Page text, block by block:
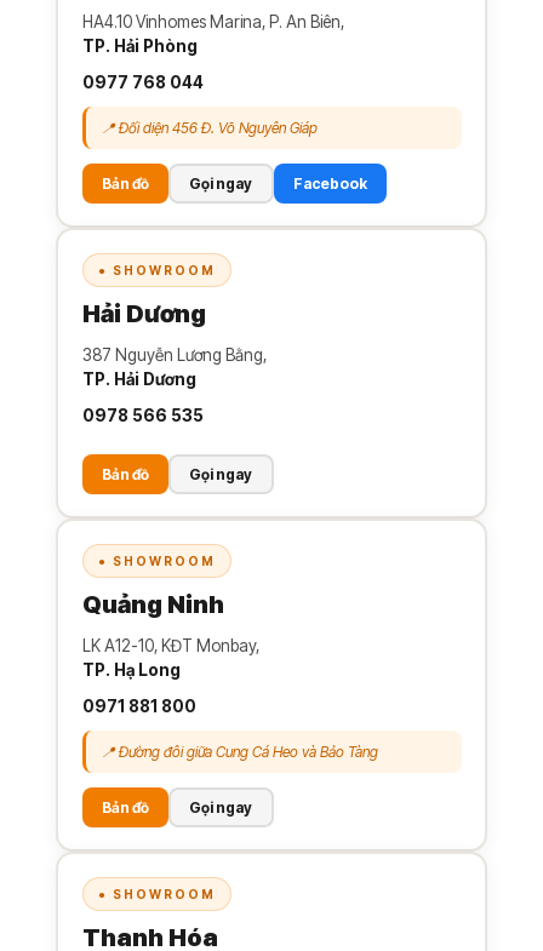
HA4.10 Vinhomes Marina, P. An Biên,
TP. Hải Phòng
0977 768 044
📍 Đối diện 456 Đ. Võ Nguyên Giáp
Bản đồ Gọi ngay Facebook
● SHOWROOM
Hải Dương
387 Nguyễn Lương Bằng,
TP. Hải Dương
0978 566 535
Bản đồ Gọi ngay
● SHOWROOM
Quảng Ninh
LK A12-10, KĐT Monbay,
TP. Hạ Long
0971 881 800
📍 Đường đôi giữa Cung Cá Heo và Bảo Tàng
Bản đồ Gọi ngay
● SHOWROOM
Thanh Hóa